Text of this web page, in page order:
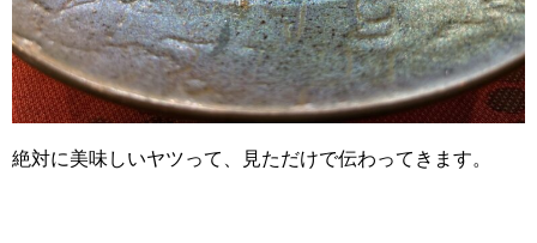
絶対に美味しいヤツって、見ただけで伝わってきます。